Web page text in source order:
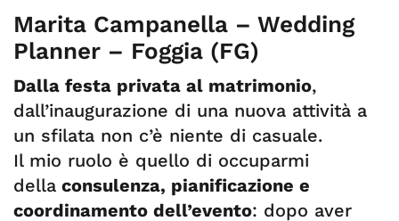
Marita Campanella – Wedding
Planner – Foggia (FG)
Dalla festa privata al matrimonio,
dall’inaugurazione di una nuova attività a
un sfilata non c’è niente di casuale.
Il mio ruolo è quello di occuparmi
della consulenza, pianificazione e
coordinamento dell’evento: dopo aver